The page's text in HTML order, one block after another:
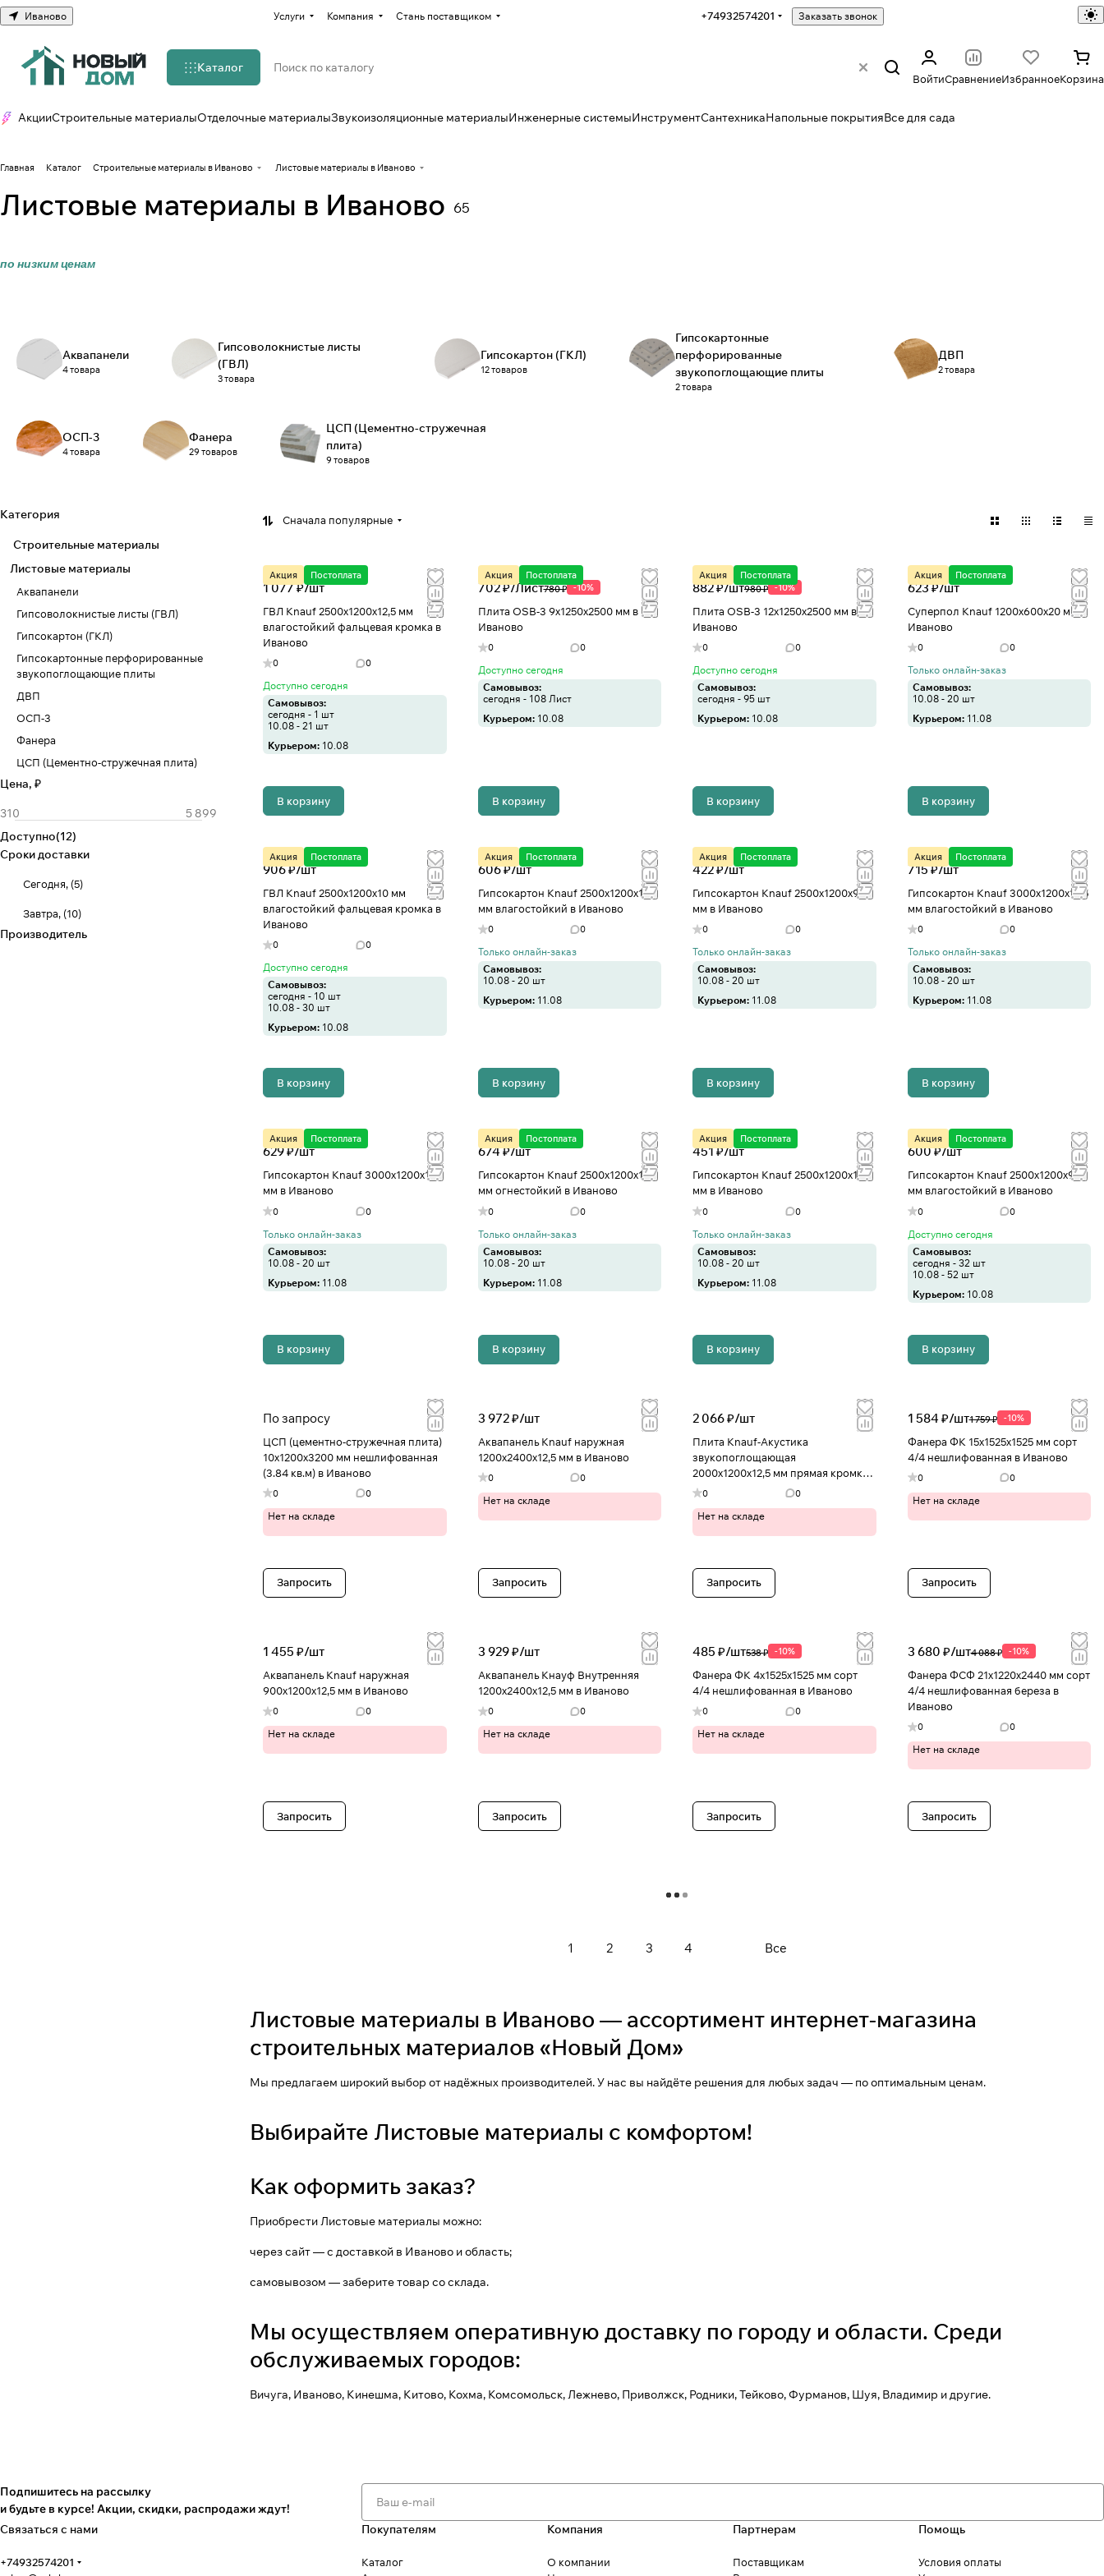
Иваново Услуги Компания Стань поставщиком +74932574201 Заказать звонок
Каталог
ВойтиСравнениеИзбранноеКорзина
АкцииСтроительные материалыОтделочные материалыЗвукоизоляционные материалыИнженерные системыИнструментСантехникаНапольные покрытияВсе для сада
Главная Каталог Строительные материалы в Иваново Листовые материалы в Иваново
Листовые материалы в Иваново 65
по низким ценам
Аквапанели
4 товара
Гипсоволокнистые листы
(ГВЛ)
3 товара
Гипсокартон (ГКЛ)
12 товаров
Гипсокартонные
перфорированные
звукопоглощающие плиты
2 товара
ДВП
2 товара
ОСП-3
4 товара
Фанера
29 товаров
ЦСП (Цементно-стружечная
плита)
9 товаров
Сначала популярные
Акция Постоплата
1 077 ₽/шт
ГВЛ Knauf 2500х1200х12,5 мм
влагостойкий фальцевая кромка в
Иваново
0 0
Доступно сегодня
Самовывоз:
сегодня - 1 шт
10.08 - 21 шт
Курьером: 10.08
В корзину
Акция Постоплата
702 ₽/Лист780 ₽ -10%
Плита OSB-3 9х1250х2500 мм в
Иваново
0 0
Доступно сегодня
Самовывоз:
сегодня - 108 Лист
Курьером:10.08
В корзину
Акция Постоплата
882 ₽/шт980 ₽ -10%
Плита OSB-3 12х1250х2500 мм в
Иваново
0 0
Доступно сегодня
Самовывоз:
сегодня - 95 шт
Курьером: 10.08
В корзину
Акция Постоплата
623 ₽/шт
Суперпол Knauf 1200х600х20 мм в
Иваново
0 0
Только онлайн-заказ
Самовывоз:
10.08 - 20 шт
Курьером:11.08
В корзину
Акция Постоплата
906 ₽/шт
ГВЛ Knauf 2500х1200х10 мм
влагостойкий фальцевая кромка в
Иваново
0 0
Доступно сегодня
Самовывоз:
сегодня - 10 шт
10.08 - 30 шт
Курьером: 10.08
В корзину
Акция Постоплата
606 ₽/шт
Гипсокартон Knauf 2500х1200х12,5
мм влагостойкий в Иваново
0 0
Только онлайн-заказ
Самовывоз:
10.08 - 20 шт
Курьером:11.08
В корзину
Акция Постоплата
422 ₽/шт
Гипсокартон Knauf 2500х1200х9,5
мм в Иваново
0 0
Только онлайн-заказ
Самовывоз:
10.08 - 20 шт
Курьером: 11.08
В корзину
Акция Постоплата
715 ₽/шт
Гипсокартон Knauf 3000х1200х12,5
мм влагостойкий в Иваново
0 0
Только онлайн-заказ
Самовывоз:
10.08 - 20 шт
Курьером:11.08
В корзину
Акция Постоплата
629 ₽/шт
Гипсокартон Knauf 3000х1200х12,5
мм в Иваново
0 0
Только онлайн-заказ
Самовывоз:
10.08 - 20 шт
Курьером: 11.08
В корзину
Акция Постоплата
674 ₽/шт
Гипсокартон Knauf 2500х1200х12,5
мм огнестойкий в Иваново
0 0
Только онлайн-заказ
Самовывоз:
10.08 - 20 шт
Курьером:11.08
В корзину
Акция Постоплата
451 ₽/шт
Гипсокартон Knauf 2500х1200х12,5
мм в Иваново
0 0
Только онлайн-заказ
Самовывоз:
10.08 - 20 шт
Курьером: 11.08
В корзину
Акция Постоплата
600 ₽/шт
Гипсокартон Knauf 2500х1200х9,5
мм влагостойкий в Иваново
0 0
Доступно сегодня
Самовывоз:
сегодня - 32 шт
10.08 - 52 шт
Курьером:10.08
В корзину
По запросу
ЦСП (цементно-стружечная плита)
10х1200х3200 мм нешлифованная
(3.84 кв.м) в Иваново
0 0
Нет на складе
Запросить
3 972 ₽/шт
Аквапанель Knauf наружная
1200х2400х12,5 мм в Иваново
0 0
Нет на складе
Запросить
2 066 ₽/шт
Плита Knauf-Акустика
звукопоглощающая
2000х1200х12,5 мм прямая кромка
в Иваново
0 0
Нет на складе
Запросить
1 584 ₽/шт1 759 ₽ -10%
Фанера ФК 15х1525х1525 мм сорт
4/4 нешлифованная в Иваново
0 0
Нет на складе
Запросить
1 455 ₽/шт
Аквапанель Knauf наружная
900х1200х12,5 мм в Иваново
0 0
Нет на складе
Запросить
3 929 ₽/шт
Аквапанель Кнауф Внутренняя
1200х2400х12,5 мм в Иваново
0 0
Нет на складе
Запросить
485 ₽/шт538 ₽ -10%
Фанера ФК 4х1525х1525 мм сорт
4/4 нешлифованная в Иваново
0 0
Нет на складе
Запросить
3 680 ₽/шт4 088 ₽ -10%
Фанера ФСФ 21х1220х2440 мм сорт
4/4 нешлифованная береза в
Иваново
0 0
Нет на складе
Запросить
Загрузить еще
1 2 3 4 Все
Листовые материалы в Иваново — ассортимент интернет-магазина
строительных материалов «Новый Дом»
Мы предлагаем широкий выбор от надёжных производителей. У нас вы найдёте решения для любых задач — по оптимальным ценам.
Выбирайте Листовые материалы с комфортом!
Как оформить заказ?
Приобрести Листовые материалы можно:
через сайт — с доставкой в Иваново и область;
самовывозом — заберите товар со склада.
Мы осуществляем оперативную доставку по городу и области. Среди
обслуживаемых городов:
Вичуга, Иваново, Кинешма, Китово, Кохма, Комсомольск, Лежнево, Приволжск, Родники, Тейково, Фурманов, Шуя, Владимир и другие.
Категория
Строительные материалы
Листовые материалы
Аквапанели
Гипсоволокнистые листы (ГВЛ)
Гипсокартон (ГКЛ)
Гипсокартонные перфорированные
звукопоглощающие плиты
ДВП
ОСП-3
Фанера
ЦСП (Цементно-стружечная плита)
Цена, ₽
Доступно(12)
Сроки доставки
Сегодня, (5)
Завтра, (10)
Производитель
Подпишитесь на рассылку
и будьте в курсе! Акции, скидки, распродажи ждут!
Связаться с нами
+74932574201
Покупателям
Каталог
Компания
О компании
Партнерам
Поставщикам
Помощь
Условия оплаты